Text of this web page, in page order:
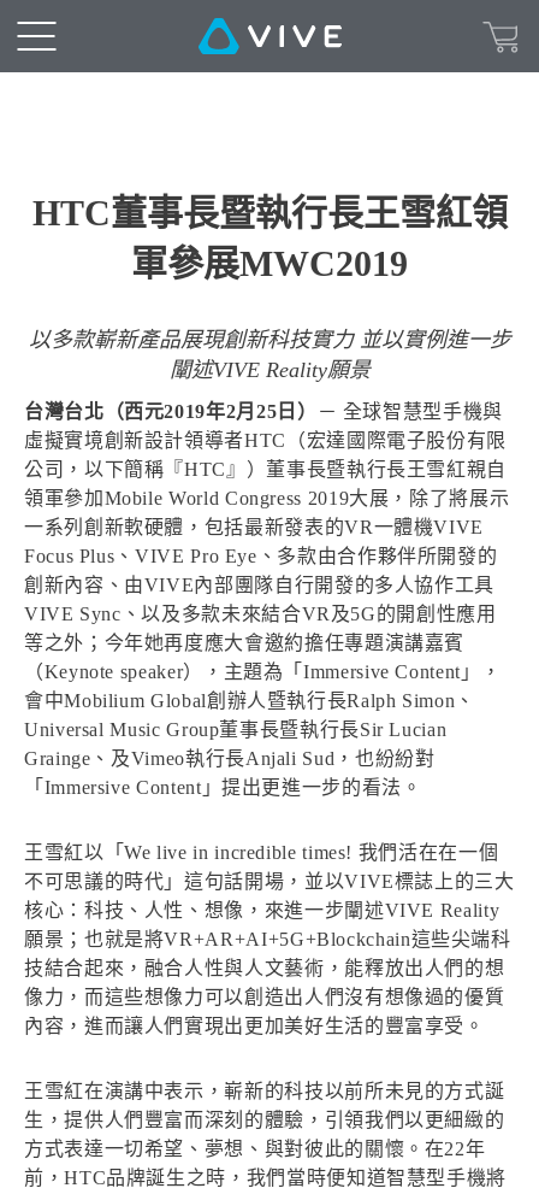
HTC董事長暨執行長王雪紅領
軍參展MWC2019
以多款嶄新產品展現創新科技實力 並以實例進一步
闡述VIVE Reality願景
台灣台北（西元2019年2月25日）
－ 全球智慧型手機與
虛擬實境創新設計領導者HTC（宏達國際電子股份有限
公司，以下簡稱『HTC』）董事長暨執行長王雪紅親自
領軍參加Mobile World Congress 2019大展，除了將展示
一系列創新軟硬體，包括最新發表的VR一體機VIVE
Focus Plus、VIVE Pro Eye、多款由合作夥伴所開發的
創新內容、由VIVE內部團隊自行開發的多人協作工具
VIVE Sync、以及多款未來結合VR及5G的開創性應用
等之外；今年她再度應大會邀約擔任專題演講嘉賓
（Keynote speaker），主題為「Immersive Content」，
會中Mobilium Global創辦人暨執行長Ralph Simon、
Universal Music Group董事長暨執行長Sir Lucian
Grainge、及Vimeo執行長Anjali Sud，也紛紛對
「Immersive Content」提出更進一步的看法。
王雪紅以「We live in incredible times! 我們活在在一個
不可思議的時代」這句話開場，並以VIVE標誌上的三大
核心：科技、人性、想像，來進一步闡述VIVE Reality
願景；也就是將VR+AR+AI+5G+Blockchain這些尖端科
技結合起來，融合人性與人文藝術，能釋放出人們的想
像力，而這些想像力可以創造出人們沒有想像過的優質
內容，進而讓人們實現出更加美好生活的豐富享受。
王雪紅在演講中表示，嶄新的科技以前所未見的方式誕
生，提供人們豐富而深刻的體驗，引領我們以更細緻的
方式表達一切希望、夢想、與對彼此的關懷。在22年
前，HTC品牌誕生之時，我們當時便知道智慧型手機將